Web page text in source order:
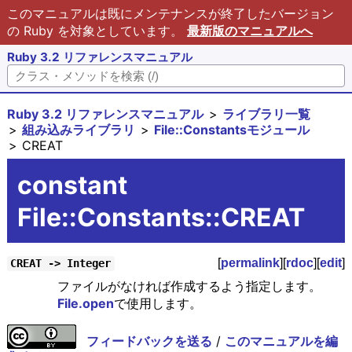
このマニュアルは既にメンテナンスが終了したバージョン
の Ruby を対象としています。 最新版のマニュアルへ
Ruby 3.2 リファレンスマニュアル
Ruby 3.2 リファレンスマニュアル
ライブラリ一覧
組み込みライブラリ
File::Constantsモジュール
CREAT
constant
File::Constants::CREAT
CREAT -> Integer [permalink][rdoc][edit]
ファイルがなければ作成するよう指定します。
File.openで使用します。
フィードバックを送る / このマニュアルを編